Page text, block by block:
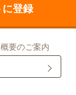
に登録
要のご案内